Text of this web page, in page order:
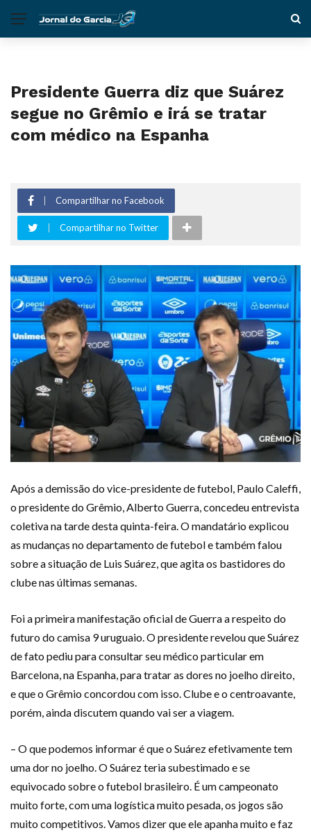
Presidente Guerra diz que Suárez
segue no Grêmio e irá se tratar
com médico na Espanha
Compartilhar no Facebook
Compartilhar no Twitter
Após a demissão do vice-presidente de futebol, Paulo Caleffi,
o presidente do Grêmio, Alberto Guerra, concedeu entrevista
coletiva na tarde desta quinta-feira. O mandatário explicou
as mudanças no departamento de futebol e também falou
sobre a situação de Luis Suárez, que agita os bastidores do
clube nas últimas semanas.
Foi a primeira manifestação oficial de Guerra a respeito do
futuro do camisa 9 uruguaio. O presidente revelou que Suárez
de fato pediu para consultar seu médico particular em
Barcelona, na Espanha, para tratar as dores no joelho direito,
e que o Grêmio concordou com isso. Clube e o centroavante,
porém, ainda discutem quando vai ser a viagem.
– O que podemos informar é que o Suárez efetivamente tem
uma dor no joelho. O Suárez teria subestimado e se
equivocado sobre o futebol brasileiro. É um campeonato
muito forte, com uma logística muito pesada, os jogos são
muito competitivos. Vamos dizer que ele apanha muito e faz